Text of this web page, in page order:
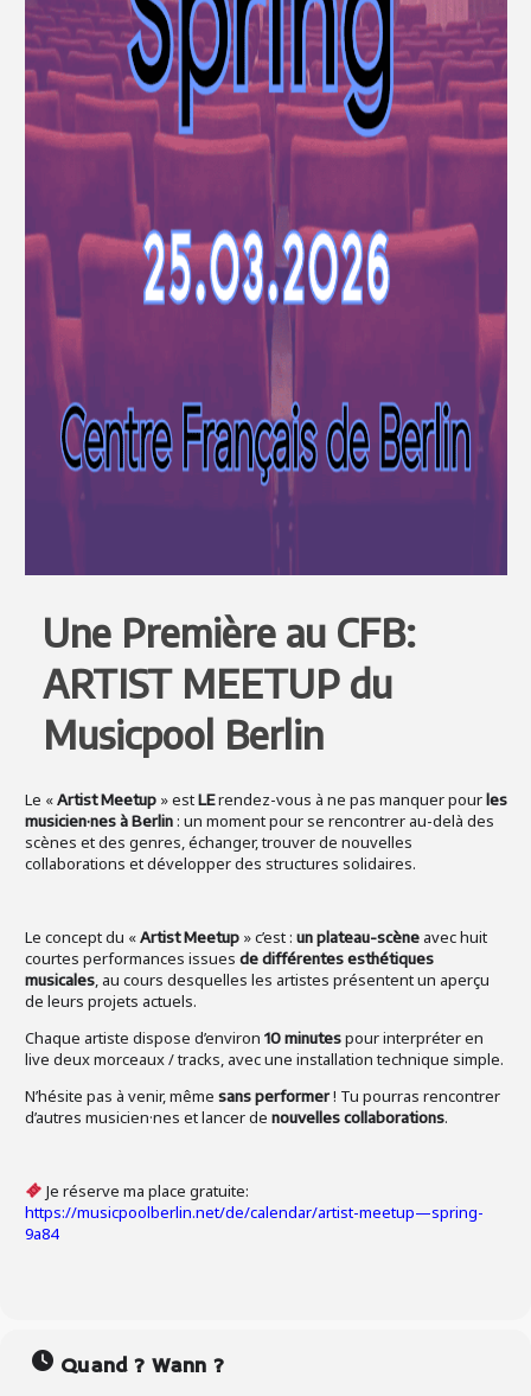
Une Première au CFB:
ARTIST MEETUP du
Musicpool Berlin
Le «Artist Meetup » estLErendez-vous à ne pas manquer pourles
musicien·nes à Berlin: un moment pour se rencontrer au-delà des
scènes et des genres, échanger, trouver de nouvelles
collaborations et développer des structures solidaires.
­Le concept du «Artist Meetup » c’est : un plateau-scène avec huit
courtes performances issues de différentes esthétiques
musicales, au cours desquelles les artistes présentent un aperçu
de leurs projets actuels.
Chaque artiste dispose d’environ 10 minutespour interpréter en
live deux morceaux / tracks, avec une installation technique simple.
N’hésite pas à venir, même sans performer! Tu pourras rencontrer
d’autres musicien·nes et lancer de nouvelles collaborations.
Je réserve ma place gratuite:
https://musicpoolberlin.net/de/calendar/artist-meetup—spring-
9a84
Quand ? Wann ?